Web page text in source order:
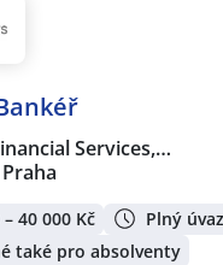
Services,…
40 000 Kč
Plný
také pro absolventy